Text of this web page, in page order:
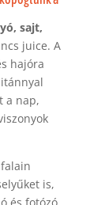
sajt,
juice. A
hajóra
a nap,
is,